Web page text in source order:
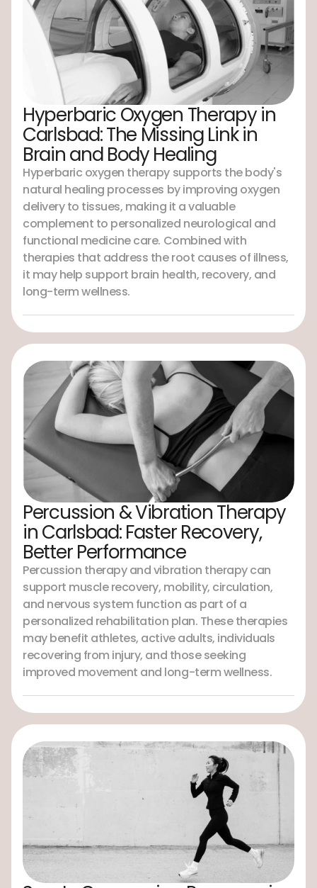
Hyperbaric Oxygen Therapy in
Carlsbad: The Missing Link in
Brain and Body Healing
Hyperbaric oxygen therapy supports the body's
natural healing processes by improving oxygen
delivery to tissues, making it a valuable
complement to personalized neurological and
functional medicine care. Combined with
therapies that address the root causes of illness,
it may help support brain health, recovery, and
long-term wellness.
Percussion & Vibration Therapy
in Carlsbad: Faster Recovery,
Better Performance
Percussion therapy and vibration therapy can
support muscle recovery, mobility, circulation,
and nervous system function as part of a
personalized rehabilitation plan. These therapies
may benefit athletes, active adults, individuals
recovering from injury, and those seeking
improved movement and long-term wellness.